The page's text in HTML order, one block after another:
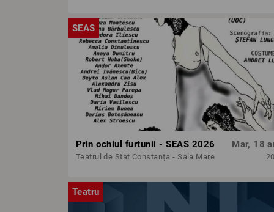
SEAS
Prin ochiul furtunii - SEAS 2026
Teatrul de Stat Constanța - Sala Mare
Mar, 18
Teatru